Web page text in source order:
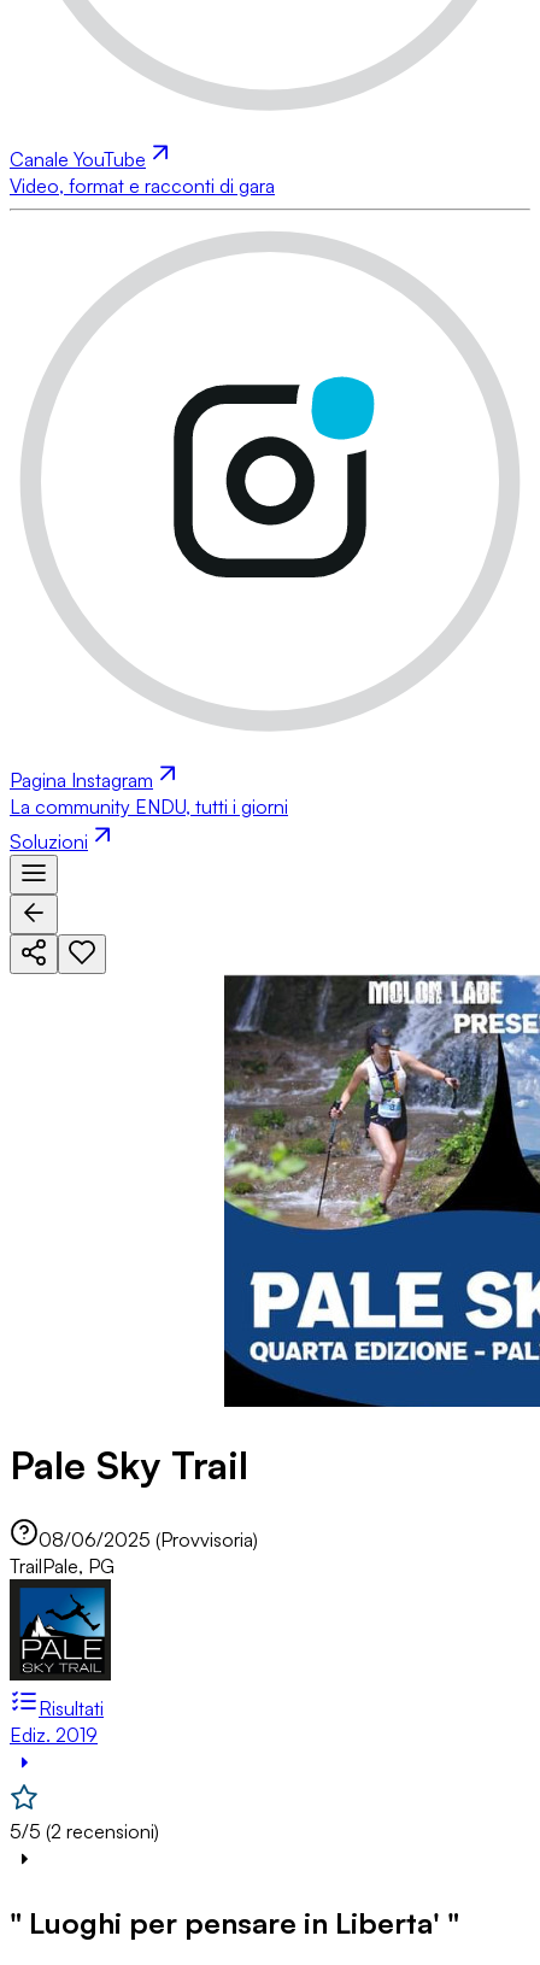
Canale YouTube
Video, format e racconti di gara
Pagina Instagram
La community ENDU, tutti i giorni
Soluzioni
Pale Sky Trail
08/06/2025 (Provvisoria)
TrailPale, PG
Risultati
Ediz. 2019
5/5 (2 recensioni)
" Luoghi per pensare in Liberta' "